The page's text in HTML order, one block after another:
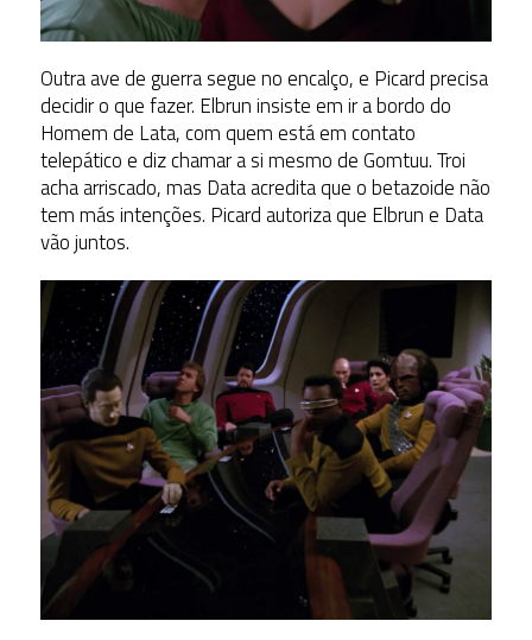
Outra ave de guerra segue no encalço, e Picard precisa
decidir o que fazer. Elbrun insiste em ir a bordo do
Homem de Lata, com quem está em contato
telepático e diz chamar a si mesmo de Gomtuu. Troi
acha arriscado, mas Data acredita que o betazoide não
tem más intenções. Picard autoriza que Elbrun e Data
vão juntos.